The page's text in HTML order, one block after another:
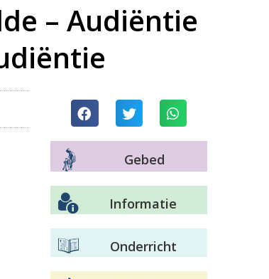
– Audiëntie
Gebed
Informatie
Onderricht